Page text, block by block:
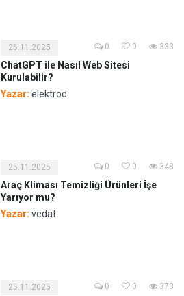
26.11.2025 0 0 333
ChatGPT ile Nasıl Web Sitesi
Kurulabilir?
Yazar: elektrod
25.11.2025 0 0 348
Araç Kliması Temizliği Ürünleri İşe
Yarıyor mu?
Yazar: vedat
25.11.2025 0 0 373